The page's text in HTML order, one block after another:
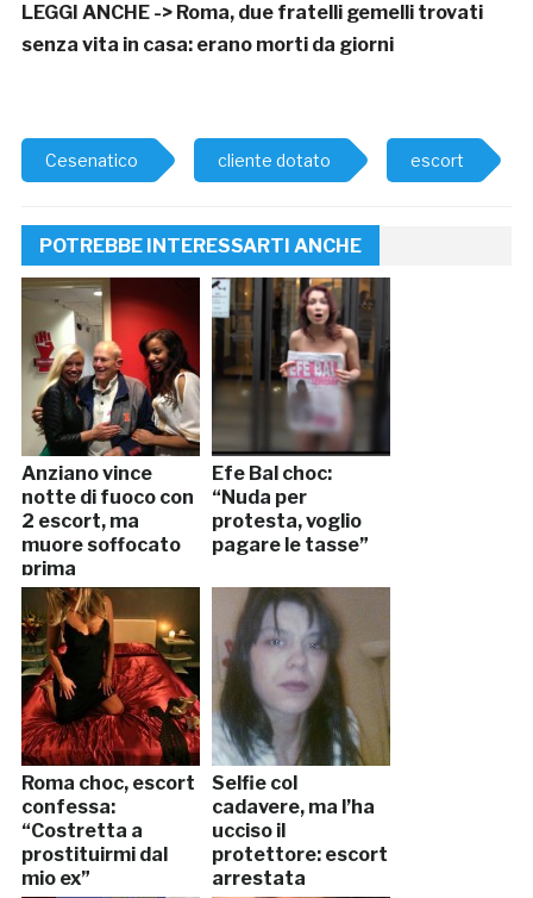
LEGGI ANCHE -> Roma, due fratelli gemelli trovati
senza vita in casa: erano morti da giorni
Cesenatico cliente dotato escort
POTREBBE INTERESSARTI ANCHE
Anziano vince
notte di fuoco con
2 escort, ma
muore soffocato
prima
Efe Bal choc:
“Nuda per
protesta, voglio
pagare le tasse”
Roma choc, escort
confessa:
“Costretta a
prostituirmi dal
mio ex”
Selfie col
cadavere, ma l’ha
ucciso il
protettore: escort
arrestata